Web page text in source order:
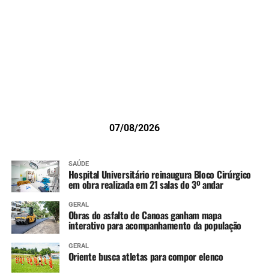
07/08/2026
SAÚDE
Hospital Universitário reinaugura Bloco Cirúrgico
em obra realizada em 21 salas do 3º andar
GERAL
Obras do asfalto de Canoas ganham mapa
interativo para acompanhamento da população
GERAL
Oriente busca atletas para compor elenco